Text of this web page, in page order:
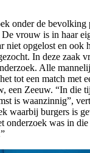
onder de
vrouw is in haar
niet opgelost en ook
In deze zaak
Alle
tot een match met
een Zeeuw. “In die
is waanzinnig”,
waarbij burgers is
onderzoek was in